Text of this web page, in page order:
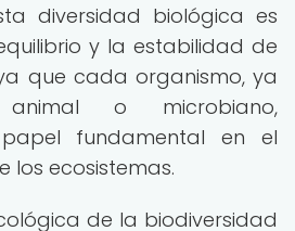
diversidad biológica es
y la estabilidad de
que cada organismo, ya
o microbiano,
fundamental en el
los ecosistemas.
de la biodiversidad